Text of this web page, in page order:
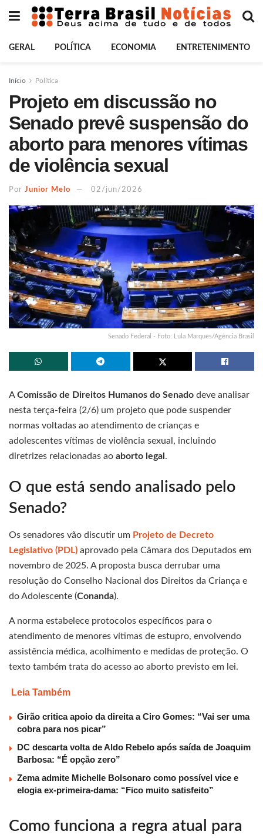
GERAL POLÍTICA ECONOMIA ENTRETENIMENTO
Início Política
Projeto em discussão no
Senado prevê suspensão do
aborto para menores vítimas
de violência sexual
Por Junior Melo 02/jun/2026
Senado Federal - Foto: Lula Marques/Agência Brasil
AComissão de Direitos Humanos do Senado deve analisar
nesta terça-feira (2/6) um projeto que pode suspender
normas voltadas ao atendimento de crianças e
adolescentes vítimas de violência sexual, incluindo
diretrizes relacionadas ao aborto legal .
O que está sendo analisado pelo
Senado?
Os senadores vão discutir um Projeto de Decreto
Legislativo (PDL) aprovado pela Câmara dos Deputados em
novembro de 2025. A proposta busca derrubar uma
resolução do Conselho Nacional dos Direitos da Criança e
do Adolescente (Conanda).
A norma estabelece protocolos específicos para o
atendimento de menores vítimas de estupro, envolvendo
assistência médica, acolhimento e medidas de proteção. O
texto também trata do acesso ao aborto previsto em lei.
Leia Também
Girão critica apoio da direita a Ciro Gomes: “Vai ser uma
cobra para nos picar”
DC descarta volta de Aldo Rebelo após saída de Joaquim
Barbosa: “É opção zero”
Zema admite Michelle Bolsonaro como possível vice e
elogia ex-primeira-dama: “Fico muito satisfeito”
Como funciona a regra atual para